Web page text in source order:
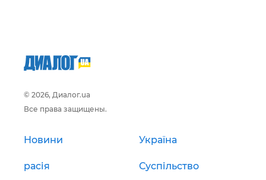
© 2026, Диалог.ua
Все права защищены.
Новини Україна
расія Суспільство